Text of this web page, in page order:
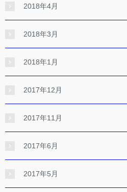
2018年4月
2018年3月
2018年1月
2017年12月
2017年11月
2017年6月
2017年5月